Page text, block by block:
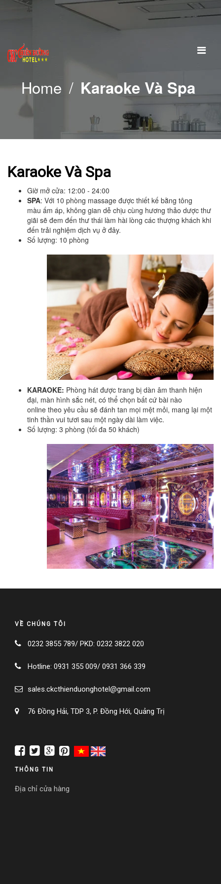
TRANG CHỦ GIỚI THIỆU
Ca khúc Thiên Đường CKC
PHÒNG VÀ GIÁ
Standard Twin No View
Superior Double Ocean View
Superior Twin River/City View
Superior Double City View
Deluxe Double King Ocean View
Deluxe Twin City View
Deluxe Twin Ocean View
Deluxe Family City View
Deluxe Triple River View
Suite Double River View
Suite Twin River View
Executive Vip Ocean View
TIỆN NGHI VÀ DỊCH VỤ
Hồ Bơi Và Gym
Hội Nghị Và Hội Thảo, Tiệc
Karaoke Và Spa
NHÀ HÀNG VÀ BAR
Sunflower Restaurant
Chính sách khách sạn
Liên hệ
Liên hệ
Home / Karaoke Và Spa
Karaoke Và Spa
Giờ mở cửa: 12:00 - 24:00
SPA: Với 10 phòng massage được thiết kế bằng tông
màu ấm áp, không gian dễ chịu cùng hương thảo dược thư
giãi sẽ đem đến thư thái làm hài lòng các thượng khách khi
đến trải nghiệm dịch vụ ở đây.
Số lượng: 10 phòng
KARAOKE: Phòng hát được trang bị dàn âm thanh hiện
đại, màn hình sắc nét, có thể chọn bất cứ bài nào
online theo yêu cầu sẽ đánh tan mọi mệt mỏi, mang lại một
tinh thần vui tươi sau một ngày dài làm việc.
Số lượng: 3 phòng (tối đa 50 khách)
VỀ CHÚNG TÔI
0232 3855 789/ PKD: 0232 3822 020
Hotline: 0931 355 009/ 0931 366 339
sales.ckcthienduonghotel@gmail.com
76 Đồng Hải, TDP 3, P. Đồng Hới, Quảng Trị
THÔNG TIN
Địa chỉ cửa hàng